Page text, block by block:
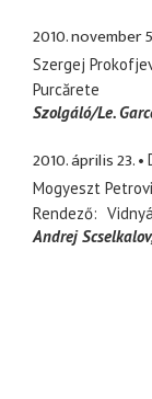
2010. november
Szergej
Purcărete
Szolgáló/Le.
2010. április 23.
Mogyeszt
Rendező
Andrej Scselkalov